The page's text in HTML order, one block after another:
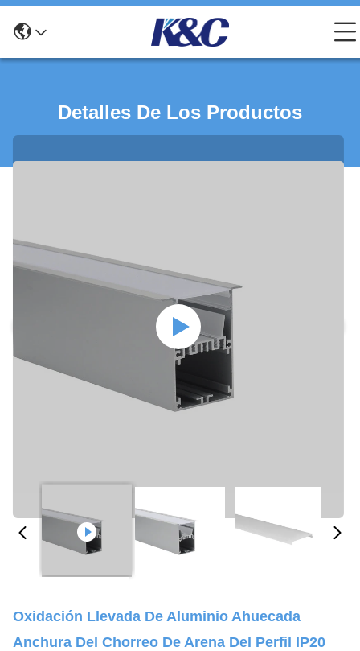
Detalles De Los Productos
Oxidación Llevada De Aluminio Ahuecada
Anchura Del Chorreo De Arena Del Perfil IP20